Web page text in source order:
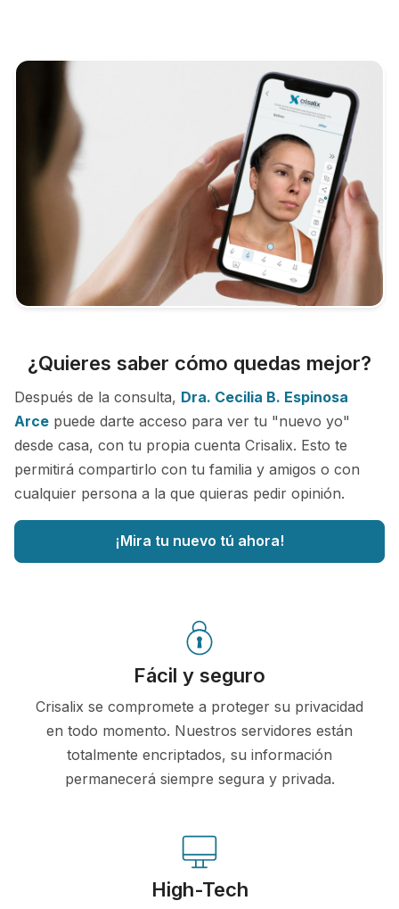
¿Quieres saber cómo quedas mejor?
Después de la consulta, Dra. Cecilia B. Espinosa
Arce puede darte acceso para ver tu "nuevo yo"
desde casa, con tu propia cuenta Crisalix. Esto te
permitirá compartirlo con tu familia y amigos o con
cualquier persona a la que quieras pedir opinión.
¡Mira tu nuevo tú ahora!
Fácil y seguro
Crisalix se compromete a proteger su privacidad
en todo momento. Nuestros servidores están
totalmente encriptados, su información
permanecerá siempre segura y privada.
High-Tech